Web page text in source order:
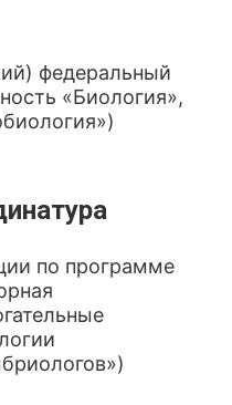
федеральный
«Биология»,
по программе